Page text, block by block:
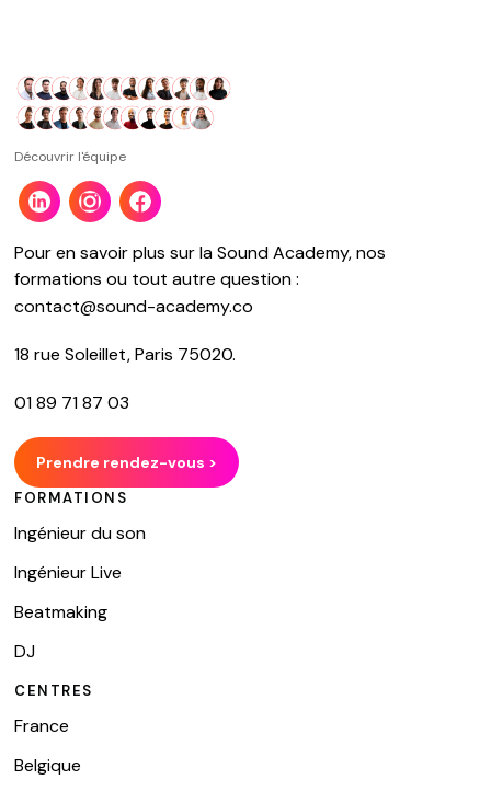
Découvrir l'équipe
Pour en savoir plus sur la Sound Academy, nos
formations ou tout autre question :
contact@sound-academy.co
18 rue Soleillet, Paris 75020.
01 89 71 87 03
Prendre rendez-vous >
FORMATIONS
Ingénieur du son
Ingénieur Live
Beatmaking
DJ
CENTRES
France
Belgique